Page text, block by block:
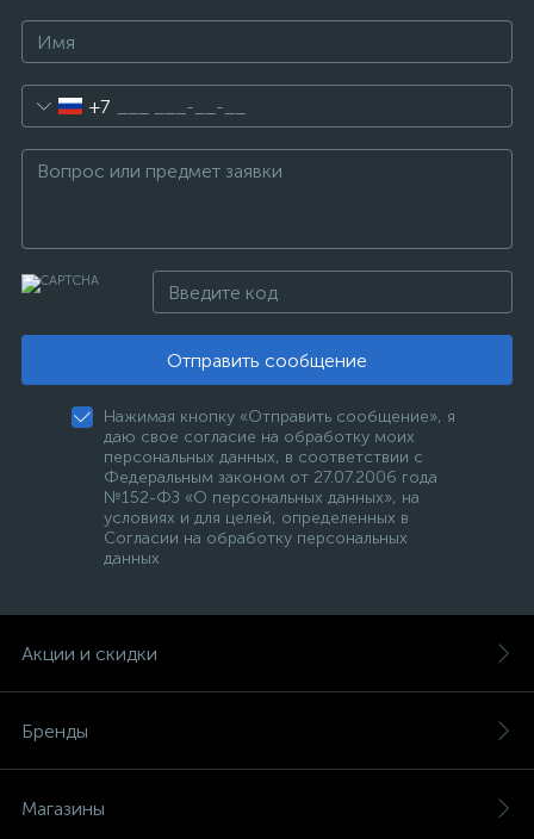
+7
Отправить сообщение
Нажимая кнопку «Отправить сообщение», я
даю свое согласие на обработку моих
персональных данных, в соответствии с
Федеральным законом от 27.07.2006 года
№152-ФЗ «О персональных данных», на
условиях и для целей, определенных в
Согласии на обработку персональных
данных
Акции и скидки
Бренды
Магазины